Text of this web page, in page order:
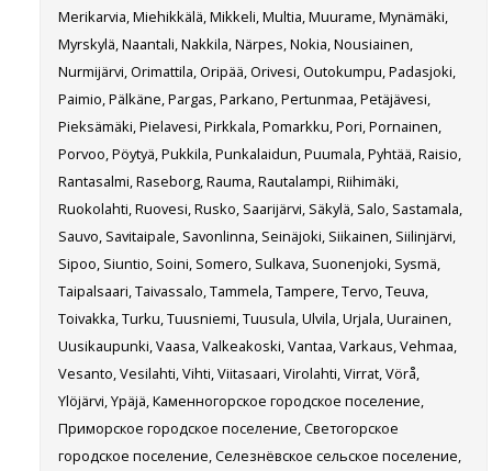
Merikarvia, Miehikkälä, Mikkeli, Multia, Muurame, Mynämäki,
Myrskylä, Naantali, Nakkila, Närpes, Nokia, Nousiainen,
Nurmijärvi, Orimattila, Oripää, Orivesi, Outokumpu, Padasjoki,
Paimio, Pälkäne, Pargas, Parkano, Pertunmaa, Petäjävesi,
Pieksämäki, Pielavesi, Pirkkala, Pomarkku, Pori, Pornainen,
Porvoo, Pöytyä, Pukkila, Punkalaidun, Puumala, Pyhtää, Raisio,
Rantasalmi, Raseborg, Rauma, Rautalampi, Riihimäki,
Ruokolahti, Ruovesi, Rusko, Saarijärvi, Säkylä, Salo, Sastamala,
Sauvo, Savitaipale, Savonlinna, Seinäjoki, Siikainen, Siilinjärvi,
Sipoo, Siuntio, Soini, Somero, Sulkava, Suonenjoki, Sysmä,
Taipalsaari, Taivassalo, Tammela, Tampere, Tervo, Teuva,
Toivakka, Turku, Tuusniemi, Tuusula, Ulvila, Urjala, Uurainen,
Uusikaupunki, Vaasa, Valkeakoski, Vantaa, Varkaus, Vehmaa,
Vesanto, Vesilahti, Vihti, Viitasaari, Virolahti, Virrat, Vörå,
Ylöjärvi, Ypäjä, Каменногорское городское поселение,
Приморское городское поселение, Светогорское
городское поселение, Селезнёвское сельское поселение,